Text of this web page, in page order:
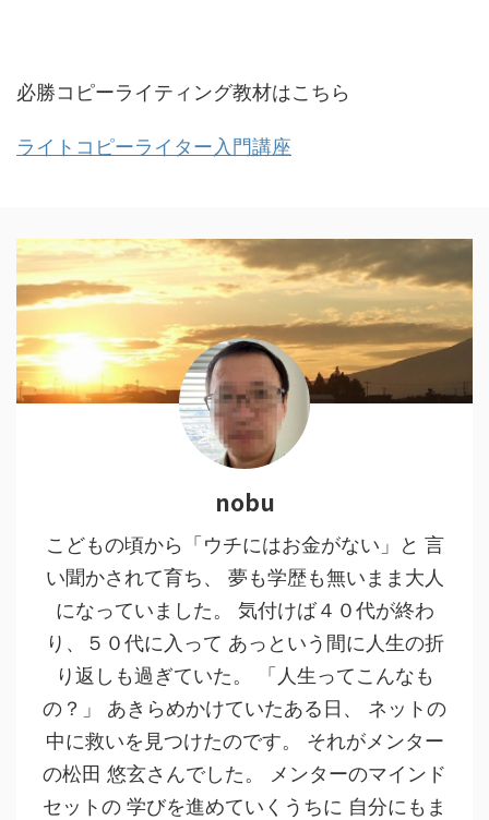
必勝コピーライティング教材はこちら
ライトコピーライター入門講座
nobu
こどもの頃から「ウチにはお金がない」と 言
い聞かされて育ち、 夢も学歴も無いまま大人
になっていました。 気付けば４０代が終わ
り、５０代に入って あっという間に人生の折
り返しも過ぎていた。 「人生ってこんなも
の？」 あきらめかけていたある日、 ネットの
中に救いを見つけたのです。 それがメンター
の松田 悠玄さんでした。 メンターのマインド
セットの 学びを進めていくうちに 自分にもま